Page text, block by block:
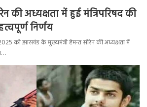
की अध्यक्षता में हुई मंत्रिपरिषद की
निर्णय
को झारखंड के मुख्यमंत्री हेमन्त सोरेन की अध्यक्षता में